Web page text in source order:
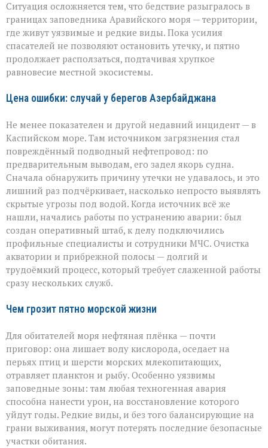
Ситуация осложняется тем, что бедствие разыгралось в
границах заповедника Аравийского моря — территории,
где живут уязвимые и редкие виды. Пока усилия
спасателей не позволяют остановить утечку, и пятно
продолжает расползаться, подтачивая хрупкое
равновесие местной экосистемы.
Цена ошибки: случай у берегов Азербайджана
Не менее показателен и другой недавний инцидент — в
Каспийском море. Там источником загрязнения стал
повреждённый подводный нефтепровод: по
предварительным выводам, его задел якорь судна.
Сначала обнаружить причину утечки не удавалось, и это
лишний раз подчёркивает, насколько непросто выявлять
скрытые угрозы под водой. Когда источник всё же
нашли, начались работы по устранению аварии: был
создан оперативный штаб, к делу подключились
профильные специалисты и сотрудники МЧС. Очистка
акватории и прибрежной полосы — долгий и
трудоёмкий процесс, который требует слаженной работы
сразу нескольких служб.
Чем грозит пятно морской жизни
Для обитателей моря нефтяная плёнка — почти
приговор: она лишает воду кислорода, оседает на
перьях птиц и шерсти морских млекопитающих,
отравляет планктон и рыбу. Особенно уязвимы
заповедные зоны: там любая техногенная авария
способна нанести урон, на восстановление которого
уйдут годы. Редкие виды, и без того балансирующие на
грани выживания, могут потерять последние безопасные
участки обитания.